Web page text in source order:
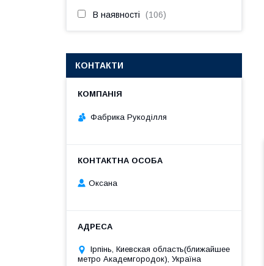
В наявності 106
КОНТАКТИ
Фабрика Рукоділля
Оксана
Ірпінь, Киевская область(ближайшее
метро Академгородок), Україна